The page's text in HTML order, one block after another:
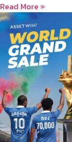
Read More »